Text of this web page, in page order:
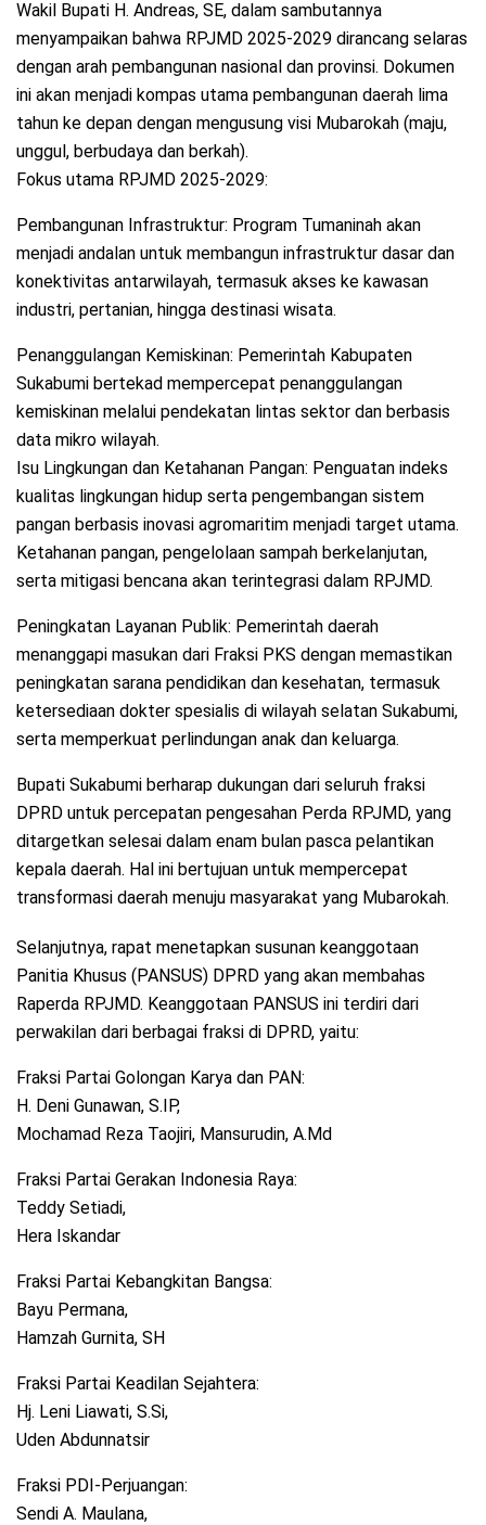
Wakil Bupati H. Andreas, SE, dalam sambutannya
menyampaikan bahwa RPJMD 2025-2029 dirancang selaras
dengan arah pembangunan nasional dan provinsi. Dokumen
ini akan menjadi kompas utama pembangunan daerah lima
tahun ke depan dengan mengusung visi Mubarokah (maju,
unggul, berbudaya dan berkah).
Fokus utama RPJMD 2025-2029:
Pembangunan Infrastruktur: Program Tumaninah akan
menjadi andalan untuk membangun infrastruktur dasar dan
konektivitas antarwilayah, termasuk akses ke kawasan
industri, pertanian, hingga destinasi wisata.
Penanggulangan Kemiskinan: Pemerintah Kabupaten
Sukabumi bertekad mempercepat penanggulangan
kemiskinan melalui pendekatan lintas sektor dan berbasis
data mikro wilayah.
Isu Lingkungan dan Ketahanan Pangan: Penguatan indeks
kualitas lingkungan hidup serta pengembangan sistem
pangan berbasis inovasi agromaritim menjadi target utama.
Ketahanan pangan, pengelolaan sampah berkelanjutan,
serta mitigasi bencana akan terintegrasi dalam RPJMD.
Peningkatan Layanan Publik: Pemerintah daerah
menanggapi masukan dari Fraksi PKS dengan memastikan
peningkatan sarana pendidikan dan kesehatan, termasuk
ketersediaan dokter spesialis di wilayah selatan Sukabumi,
serta memperkuat perlindungan anak dan keluarga.
Bupati Sukabumi berharap dukungan dari seluruh fraksi
DPRD untuk percepatan pengesahan Perda RPJMD, yang
ditargetkan selesai dalam enam bulan pasca pelantikan
kepala daerah. Hal ini bertujuan untuk mempercepat
transformasi daerah menuju masyarakat yang Mubarokah.
Selanjutnya, rapat menetapkan susunan keanggotaan
Panitia Khusus (PANSUS) DPRD yang akan membahas
Raperda RPJMD. Keanggotaan PANSUS ini terdiri dari
perwakilan dari berbagai fraksi di DPRD, yaitu:
Fraksi Partai Golongan Karya dan PAN:
H. Deni Gunawan, S.IP,
Mochamad Reza Taojiri, Mansurudin, A.Md
Fraksi Partai Gerakan Indonesia Raya:
Teddy Setiadi,
Hera Iskandar
Fraksi Partai Kebangkitan Bangsa:
Bayu Permana,
Hamzah Gurnita, SH
Fraksi Partai Keadilan Sejahtera:
Hj. Leni Liawati, S.Si,
Uden Abdunnatsir
Fraksi PDI-Perjuangan:
Sendi A. Maulana,